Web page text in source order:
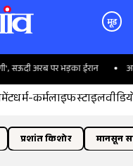
मूड
अरब पर भड़का ईरान
धर्म-कर्मलाइफस्टाइल
प्रशांत किशोर मानसून